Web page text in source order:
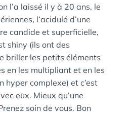
l’a laissé il y à 20 ans, le
l’acidulé d’une
candide et superficielle,
shiny (ils ont des
briller les petits éléments
en les multipliant et en les
hyper complexe) et c’est
eux. Mieux qu’une
soin de vous. Bon